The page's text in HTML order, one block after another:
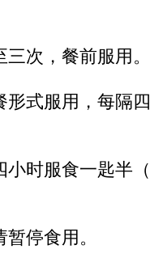
次，餐前服用。
式服用，每隔
时服食一匙半
停食用。